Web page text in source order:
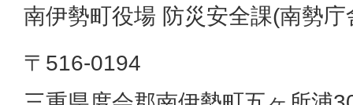
南伊勢町役場 防災安全課(南勢庁
〒516-0194